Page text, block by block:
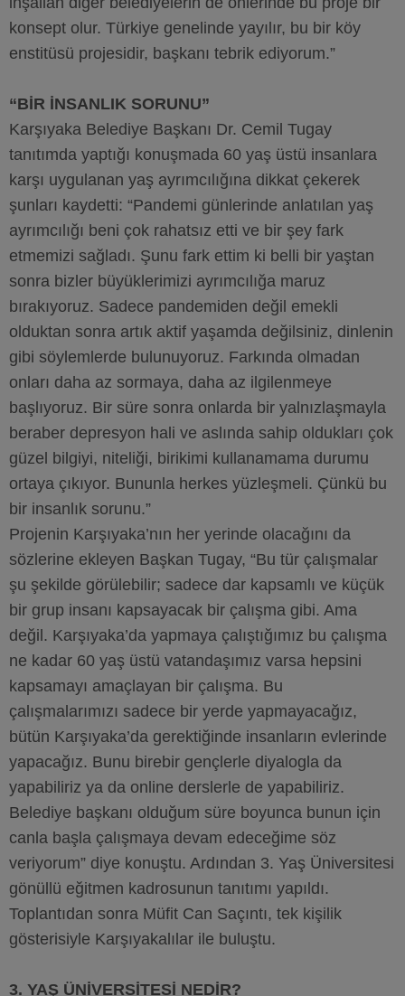
konsept olur. Türkiye genelinde yayılır, bu bir köy
enstitüsü projesidir, başkanı tebrik ediyorum.”
“BİR İNSANLIK SORUNU”
Karşıyaka Belediye Başkanı Dr. Cemil Tugay
tanıtımda yaptığı konuşmada 60 yaş üstü insanlara
karşı uygulanan yaş ayrımcılığına dikkat çekerek
şunları kaydetti: “Pandemi günlerinde anlatılan yaş
ayrımcılığı beni çok rahatsız etti ve bir şey fark
etmemizi sağladı. Şunu fark ettim ki belli bir yaştan
sonra bizler büyüklerimizi ayrımcılığa maruz
bırakıyoruz. Sadece pandemiden değil emekli
olduktan sonra artık aktif yaşamda değilsiniz, dinlenin
gibi söylemlerde bulunuyoruz. Farkında olmadan
onları daha az sormaya, daha az ilgilenmeye
başlıyoruz. Bir süre sonra onlarda bir yalnızlaşmayla
beraber depresyon hali ve aslında sahip oldukları çok
güzel bilgiyi, niteliği, birikimi kullanamama durumu
ortaya çıkıyor. Bununla herkes yüzleşmeli. Çünkü bu
bir insanlık sorunu.”
Projenin Karşıyaka’nın her yerinde olacağını da
sözlerine ekleyen Başkan Tugay, “Bu tür çalışmalar
şu şekilde görülebilir; sadece dar kapsamlı ve küçük
bir grup insanı kapsayacak bir çalışma gibi. Ama
değil. Karşıyaka’da yapmaya çalıştığımız bu çalışma
ne kadar 60 yaş üstü vatandaşımız varsa hepsini
kapsamayı amaçlayan bir çalışma. Bu
çalışmalarımızı sadece bir yerde yapmayacağız,
bütün Karşıyaka’da gerektiğinde insanların evlerinde
yapacağız. Bunu birebir gençlerle diyalogla da
yapabiliriz ya da online derslerle de yapabiliriz.
Belediye başkanı olduğum süre boyunca bunun için
canla başla çalışmaya devam edeceğime söz
veriyorum” diye konuştu. Ardından 3. Yaş Üniversitesi
gönüllü eğitmen kadrosunun tanıtımı yapıldı.
Toplantıdan sonra Müfit Can Saçıntı, tek kişilik
gösterisiyle Karşıyakalılar ile buluştu.
3. YAŞ ÜNİVERSİTESİ NEDİR?